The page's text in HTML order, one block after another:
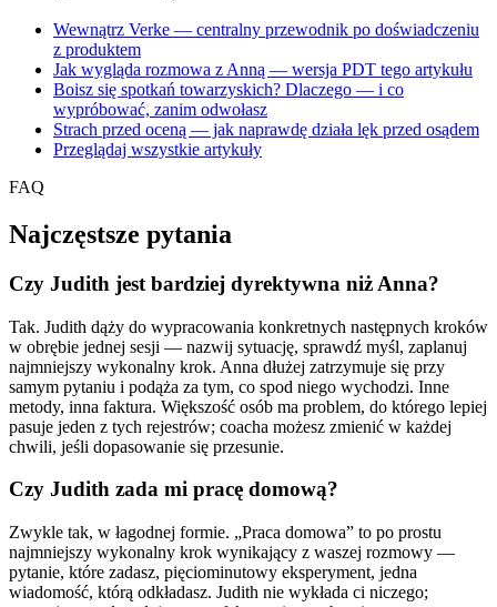
Wewnątrz Verke — centralny przewodnik po doświadczeniu
z produktem
Jak wygląda rozmowa z Anną — wersja PDT tego artykułu
Boisz się spotkań towarzyskich? Dlaczego — i co
wypróbować, zanim odwołasz
Strach przed oceną — jak naprawdę działa lęk przed osądem
Przeglądaj wszystkie artykuły
FAQ
Najczęstsze pytania
Czy Judith jest bardziej dyrektywna niż Anna?
Tak. Judith dąży do wypracowania konkretnych następnych kroków
w obrębie jednej sesji — nazwij sytuację, sprawdź myśl, zaplanuj
najmniejszy wykonalny krok. Anna dłużej zatrzymuje się przy
samym pytaniu i podąża za tym, co spod niego wychodzi. Inne
metody, inna faktura. Większość osób ma problem, do którego lepiej
pasuje jeden z tych rejestrów; coacha możesz zmienić w każdej
chwili, jeśli dopasowanie się przesunie.
Czy Judith zada mi pracę domową?
Zwykle tak, w łagodnej formie. „Praca domowa” to po prostu
najmniejszy wykonalny krok wynikający z waszej rozmowy —
pytanie, które zadasz, pięciominutowy eksperyment, jedna
wiadomość, którą odkładasz. Judith nie wykłada ci niczego;